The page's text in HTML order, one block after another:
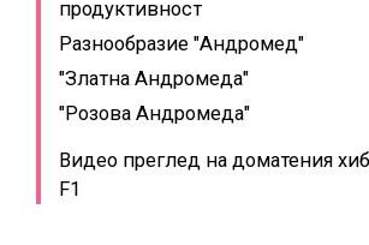
продуктивност
Разнообразие "Андромед"
"Златна Андромеда"
"Розова Андромеда"
Видео преглед на доматения
F1